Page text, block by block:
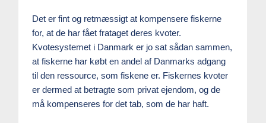
Det er fint og retmæssigt at kompensere fiskerne
for, at de har fået frataget deres kvoter.
Kvotesystemet i Danmark er jo sat sådan sammen,
at fiskerne har købt en andel af Danmarks adgang
til den ressource, som fiskene er. Fiskernes kvoter
er dermed at betragte som privat ejendom, og de
må kompenseres for det tab, som de har haft.